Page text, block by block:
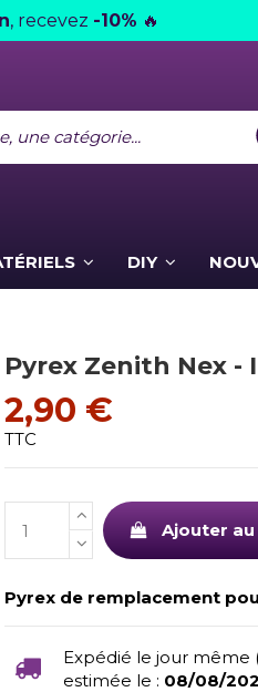
, recevez -10% 🔥
DIY
Pyrex Zenith Nex -
2,90 €
TTC
Ajouter
Pyrex de remplacement
Expédié le jour même
estimée le : 08/08/